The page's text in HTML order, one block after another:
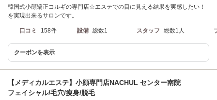
韓国式小顔矯正コルギの専門店☆エステでの目に見える結果を実感したい！
を実現出来るサロンです。
口コミ 158件 設備 総数1 スタッフ 総数1人
クーポンを表示
【メディカルエステ】小顔専門店NACHUL センター南院
フェイシャル/毛穴/痩身/脱毛